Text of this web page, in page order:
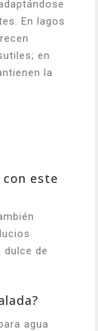
En lagos
en
la
con este
dulce de
agua